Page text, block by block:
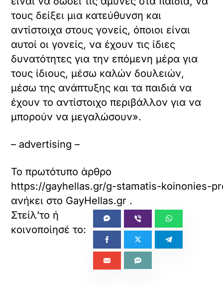
τους δείξει μια κατεύθυνση και
αντίστοιχα στους γονείς, όποιοι είναι
αυτοί οι γονείς, να έχουν τις ίδιες
δυνατότητες για την επόμενη μέρα για
τους ίδιους, μέσω καλών δουλειών,
μέσω της ανάπτυξης και τα παιδιά να
έχουν το αντίστοιχο περιβάλλον για να
μπορούν να μεγαλώσουν».
– advertising –
Το πρωτότυπο άρθρο
https://gayhellas.gr/g-stamatis-koinonies-
ανήκει στο GayHellas.gr .